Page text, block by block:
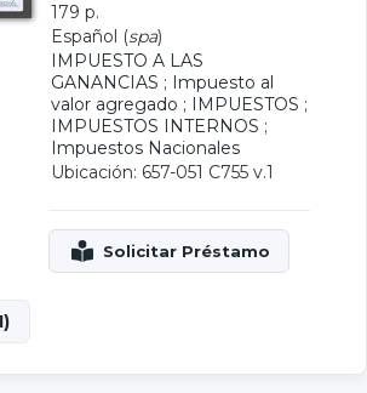
179 p.
Español (spa)
IMPUESTO A LAS
GANANCIAS ; Impuesto al
valor agregado ; IMPUESTOS ;
IMPUESTOS INTERNOS ;
Impuestos Nacionales
Ubicación: 657-051 C755 v.1